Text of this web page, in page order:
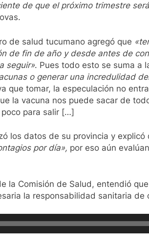
de que el próximo trimestre
de salud tucumano agregó que
de fin de año y desde antes de
seguir». Pues todo esto se suma a
o generar una incredulidad
que tomar, la especulación no
la vacuna nos puede sacar de
para salir […]
los datos de su provincia y explicó
por día», por eso aún
la Comisión de Salud, entendió que
la responsabilidad sanitaria de